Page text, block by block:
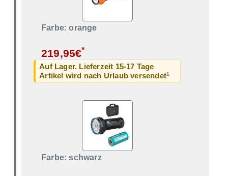
Farbe: orange
219,95€*
Auf Lager. Lieferzeit 15-17 Tage
Artikel wird nach Urlaub versendet1
Farbe: schwarz